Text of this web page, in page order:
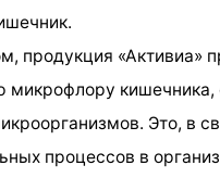
продукция «Активиа»
микрофлору
Это, в
процессов в